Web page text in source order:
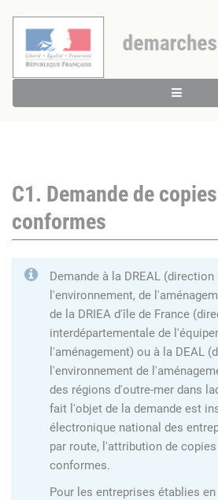
C1. Demande de
conformes
Demande à la DREAL
l'environnement, de
de la DRIEA d'île de France
interdépartementale de
l'aménagement) ou à la DEAL
l'environnement de
des régions d'outre-mer dans
fait l'objet de la demande est
électronique national des
par route, l'attribution de
conformes.
Pour les entreprises établies en